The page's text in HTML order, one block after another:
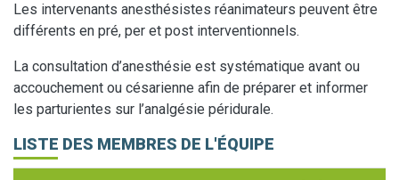
Les intervenants anesthésistes réanimateurs peuvent être
différents en pré, per et post interventionnels.
La consultation d’anesthésie est systématique avant ou
accouchement ou césarienne afin de préparer et informer
les parturientes sur l’analgésie péridurale.
LISTE DES MEMBRES DE L'ÉQUIPE